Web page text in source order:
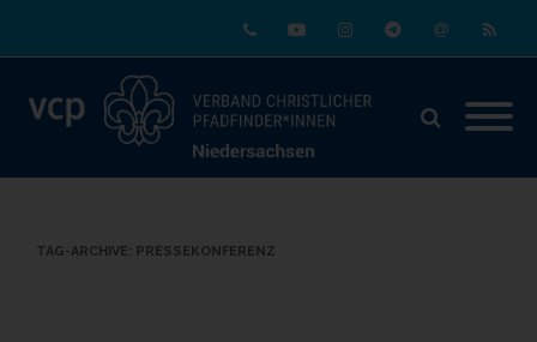
TAG-ARCHIVE: PRESSEKONFERENZ